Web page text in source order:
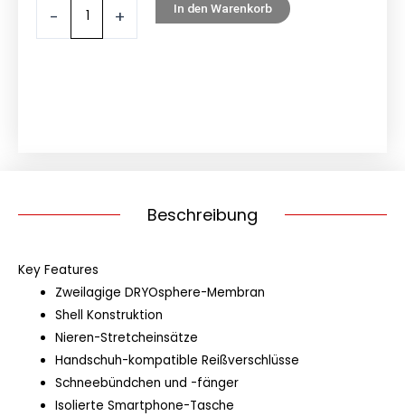
- + In den Warenkorb
Beschreibung
Key Features
Zweilagige DRYOsphere-Membran
Shell Konstruktion
Nieren-Stretcheinsätze
Handschuh-kompatible Reißverschlüsse
Schneebündchen und -fänger
Isolierte Smartphone-Tasche